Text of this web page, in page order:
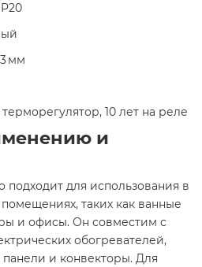
IP20
мм
терморегулятор, 10 лет на реле​
и
подходит для использования в
таких как ванные
и офисы. Он совместим с
обогревателей,
и конвекторы. Для